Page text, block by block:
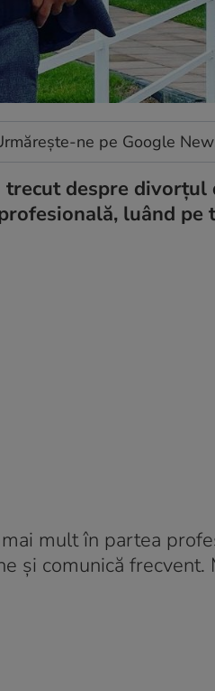
ne pe Google
despre divorțul
luând pe
mult în partea
și comunică frecvent.